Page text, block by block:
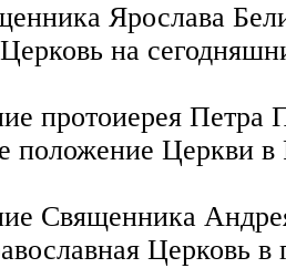
Ярослава
на
протоиерея Петра
положение Церкви в
Священника
Церковь в